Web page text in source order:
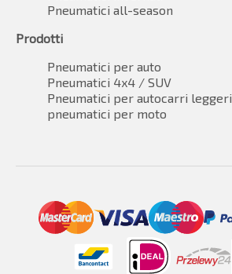
Pneumatici all-season
Prodotti
Pneumatici per auto
Pneumatici 4x4 / SUV
Pneumatici per autocarri leggeri
pneumatici per moto